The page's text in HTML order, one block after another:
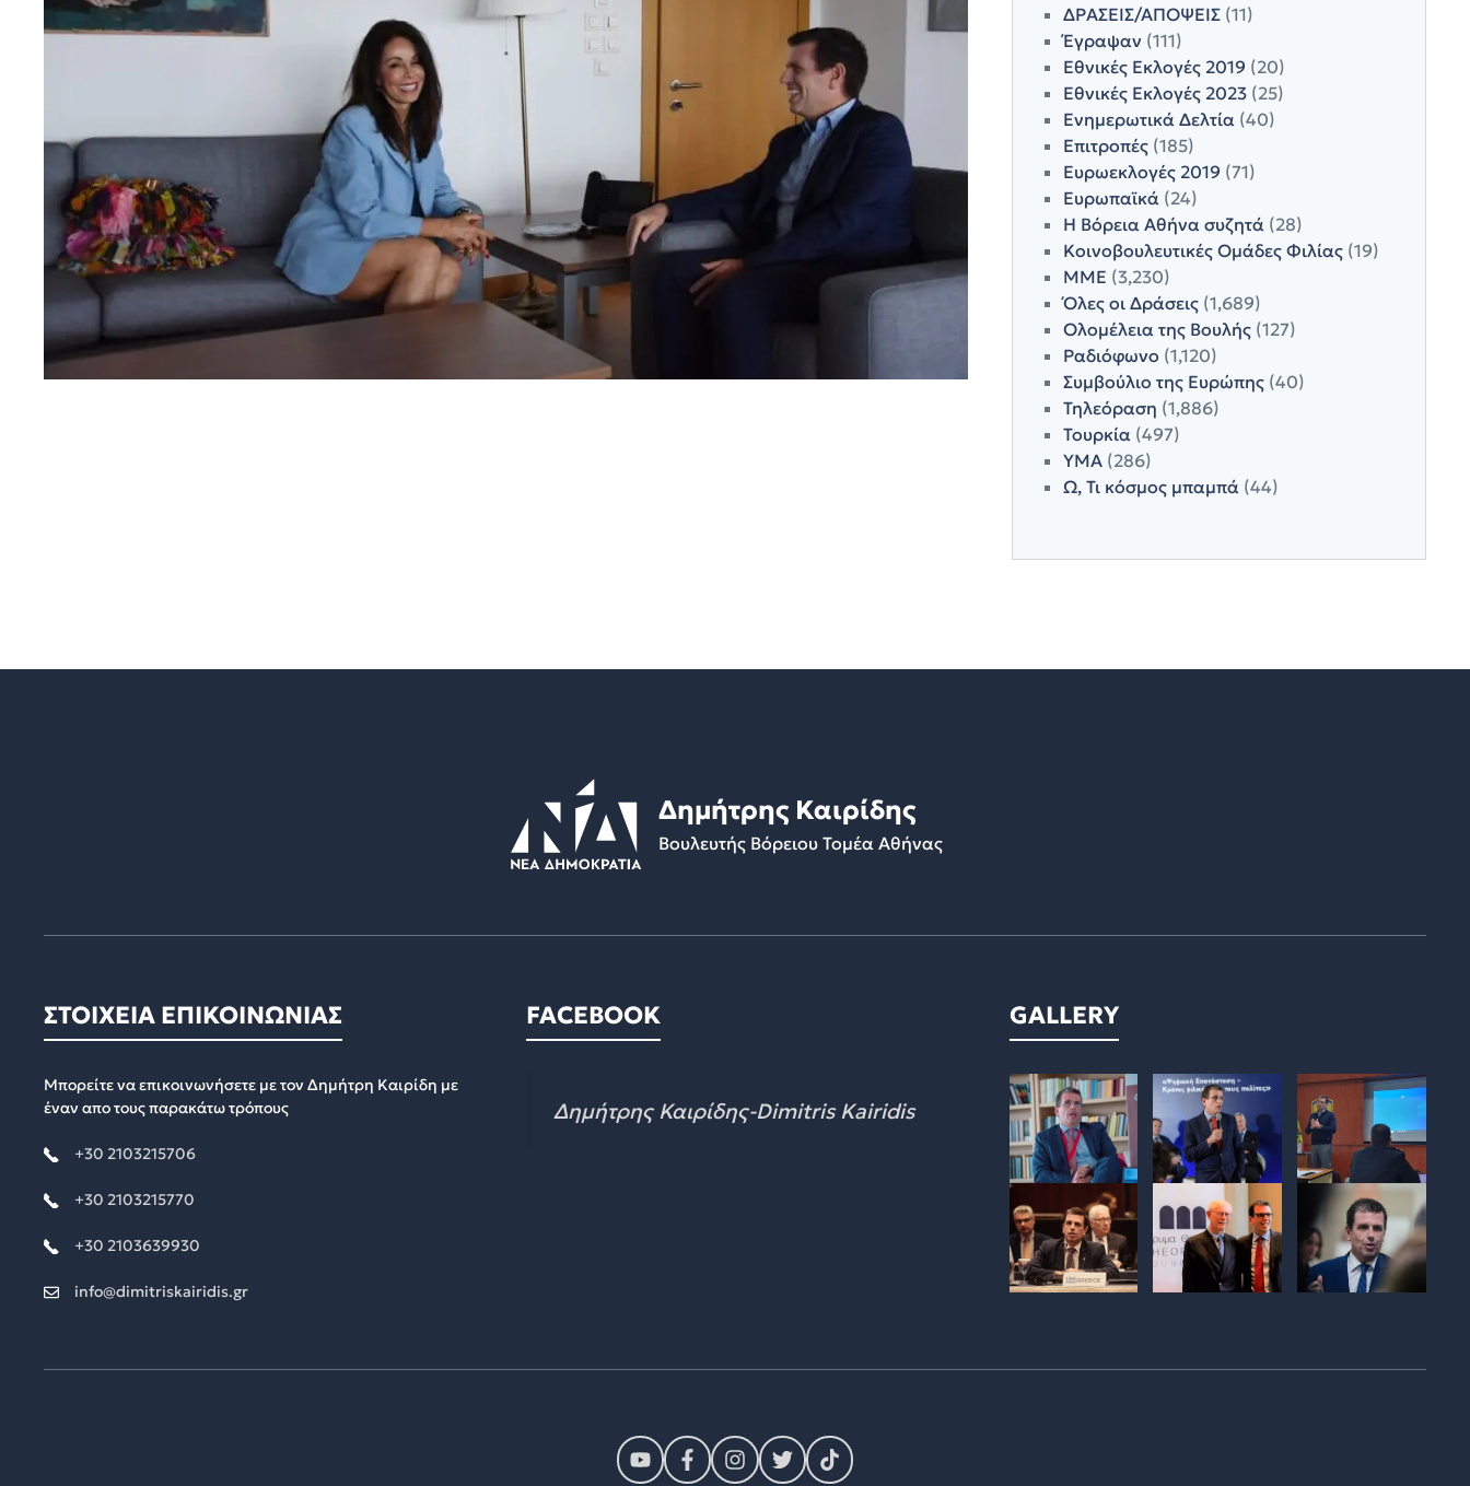
ΔΡΑΣΕΙΣ/ΑΠΟΨΕΙΣ(11)
Έγραψαν (111)
Εθνικές Εκλογές 2019 (20)
Εθνικές Εκλογές 2023(25)
Ενημερωτικά Δελτία(40)
Επιτροπές(185)
Ευρωεκλογές 2019 (71)
Ευρωπαϊκά(24)
Η Βόρεια Αθήνα συζητά(28)
Κοινοβουλευτικές Ομάδες Φιλίας(19)
ΜΜΕ (3,230)
Όλες οι Δράσεις(1,689)
Ολομέλεια της Βουλής(127)
Ραδιόφωνο (1,120)
Συμβούλιο της Ευρώπης(40)
Τηλεόραση (1,886)
Τουρκία(497)
ΥΜΑ(286)
Ω, Τι κόσμος μπαμπά(44)
Δημήτρης Καιρίδης
Βουλευτής Βόρειου Τομέα Αθήνας
ΣΤΟΙΧΕΙΑ ΕΠΙΚΟΙΝΩΝΙΑΣ
Μπορείτε να επικοινωνήσετε με τον Δημήτρη Καιρίδη με
έναν απο τους παρακάτω τρόπους
+30 2103215706
+30 2103215770
+30 2103639930
info@dimitriskairidis.gr
FACEBOOK
Δημήτρης Καιρίδης-Dimitris Kairidis
GALLERY